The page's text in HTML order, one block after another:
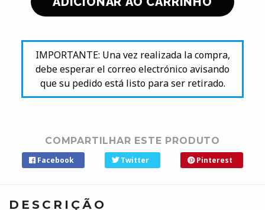
IMPORTANTE: Una vez realizada la compra,
debe esperar el correo electrónico avisando
que su pedido está listo para ser retirado.
COMPARTILHAR ESTE PRODUTO
Facebook Twitter Pinterest
DESCRIÇÃO